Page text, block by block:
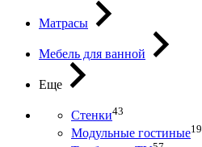
Матрасы
Мебель для ванной
Еще
Стенки43
Модульные гостиные19